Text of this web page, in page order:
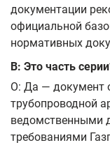
документации
официальной
нормативных
В: Это часть
О: Да — документ
трубопроводной
ведомственными
требованиями